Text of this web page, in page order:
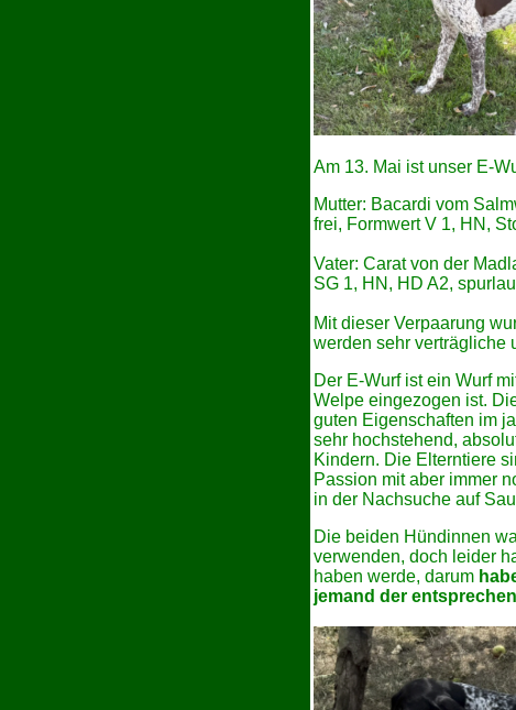
Am 13. Mai ist unser E-
Mutter: Bacardi vom
frei, Formwert V 1, HN,
Vater: Carat von der
SG 1, HN, HD A2,
Mit dieser Verpaarung
werden sehr verträgliche
Der E-Wurf ist ein Wurf
Welpe eingezogen ist.
guten Eigenschaften im
sehr hochstehend,
Kindern. Die Elterntiere
Passion mit aber immer
in der Nachsuche auf
Die beiden Hündinnen
verwenden, doch leider
haben werde, darum
jemand der